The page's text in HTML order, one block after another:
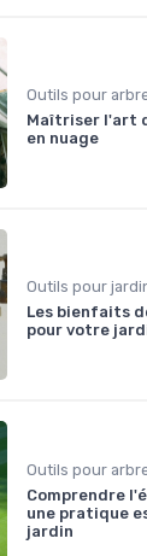
Maîtriser l'art
en nuage
Les bienfaits
pour votre
Comprendre
une pratique
jardin